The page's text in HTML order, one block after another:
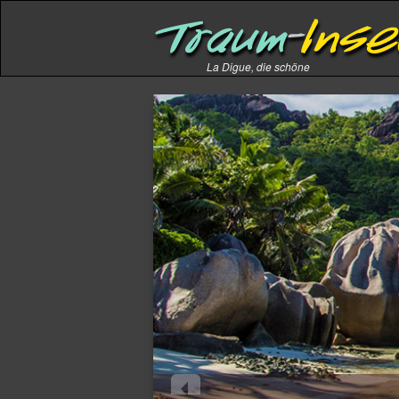
La Digue, die schöne